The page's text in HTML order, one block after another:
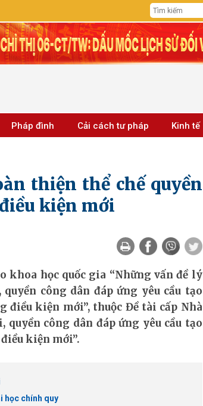
Pháp đình Cải cách tư pháp Kinh tế
thiện thể chế quyền
kiện mới
khoa học quốc gia “Những vấn đề lý
công dân đáp ứng yêu cầu tạo
kiện mới”, thuộc Đề tài cấp Nhà
quyền công dân đáp ứng yêu cầu tạo
kiện mới”.
học chính quy